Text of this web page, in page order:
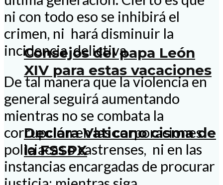
Consejos del papa León
XIV para estas vacaciones
Declara Vaticano cisma de
la FSSPX
ni con todo eso se inhibirá el
crimen, ni hará disminuir la
incidencia delictiva.
De tal manera que la violencia en
general seguirá aumentando
mientras no se combata la
corrupción en las corporaciones
policiacas o castrenses, ni en las
instancias encargadas de procurar